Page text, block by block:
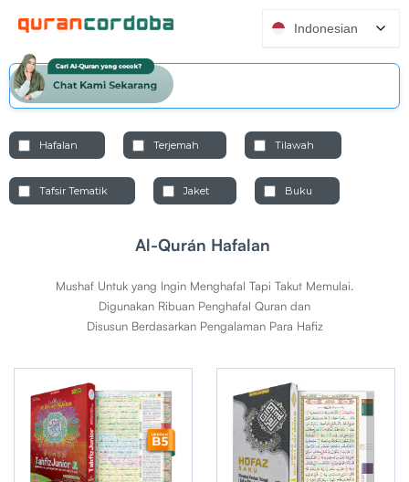
Hafalan Terjemah Tilawah
Tafsir Tematik Jaket Buku
Al-Qurán Hafalan
Mushaf Untuk yang Ingin Menghafal Tapi Takut Memulai.
Digunakan Ribuan Penghafal Quran dan
Disusun Berdasarkan Pengalaman Para Hafiz
Indonesian